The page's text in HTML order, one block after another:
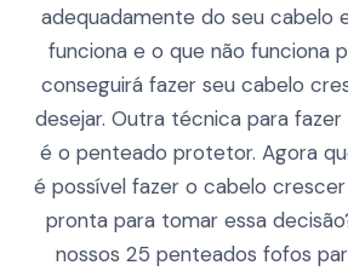
adequadamente do seu cabelo
funciona e o que não funciona
conseguirá fazer seu cabelo
desejar. Outra técnica para
é o penteado protetor. Agora
é possível fazer o cabelo
pronta para tomar essa
nossos 25 penteados fofos